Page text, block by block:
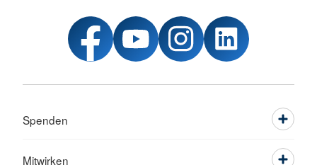
Spenden
Mitwirken